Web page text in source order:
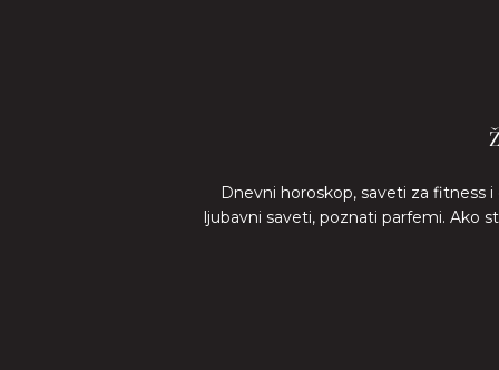
Dnevni horoskop, saveti za fitness
ljubavni saveti, poznati parfemi. Ako